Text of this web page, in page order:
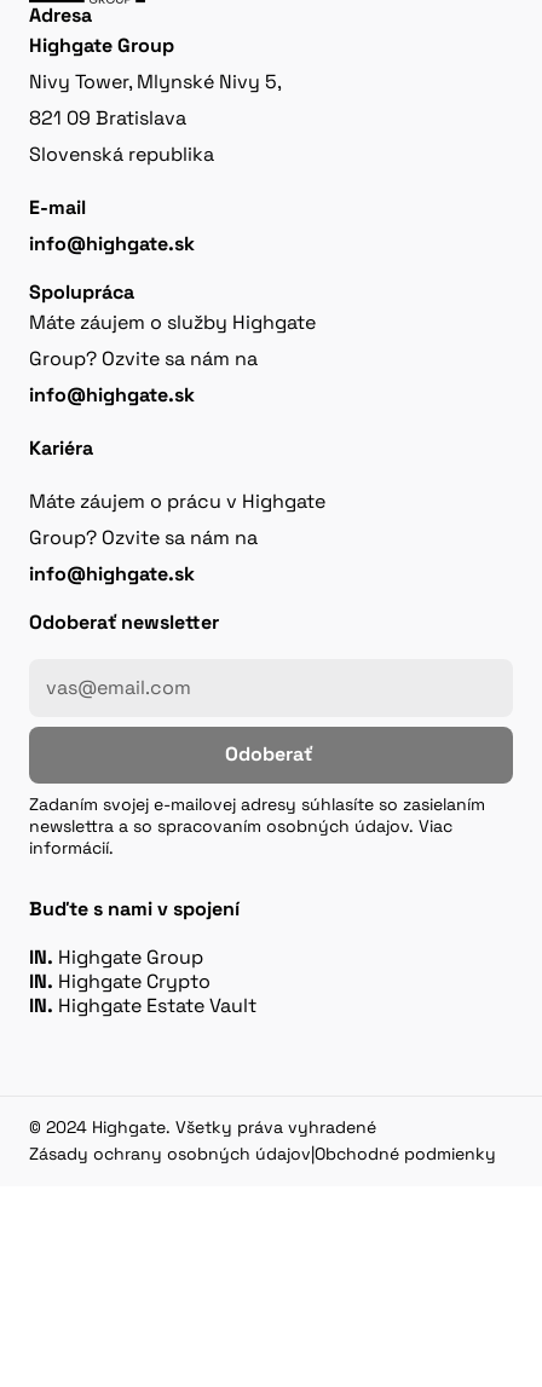
Adresa
Highgate Group
Nivy Tower, Mlynské Nivy 5,
821 09 Bratislava
Slovenská republika
E-mail
info@highgate.sk
Spolupráca
Máte záujem o služby Highgate
Group? Ozvite sa nám na
info@highgate.sk
Kariéra
Máte záujem o prácu v Highgate
Group? Ozvite sa nám na
info@highgate.sk
Odoberať newsletter
Odoberať
Zadaním svojej e-mailovej adresy súhlasíte so zasielaním
newslettra a so spracovaním osobných údajov. Viac
informácií.
Buďte s nami v spojení
IN. Highgate Group
IN. Highgate Crypto
IN. Highgate Estate Vault
© 2024 Highgate. Všetky práva vyhradené
Zásady ochrany osobných údajov|Obchodné podmienky